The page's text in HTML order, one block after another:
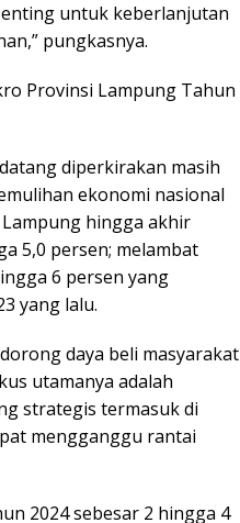
untuk keberlanjutan
pungkasnya.
Provinsi Lampung Tahun
diperkirakan masih
ekonomi nasional
hingga akhir
5,0 persen; melambat
6 persen yang
yang lalu.
daya beli masyarakat
utamanya adalah
strategis termasuk di
mengganggu rantai
2024 sebesar 2 hingga 4